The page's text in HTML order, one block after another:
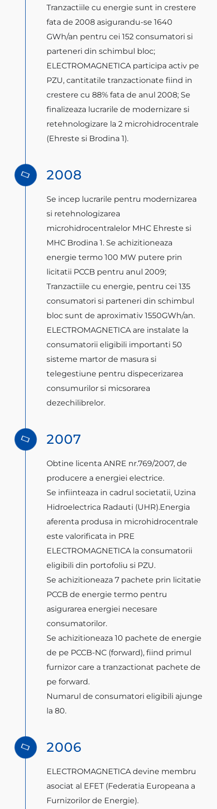
Tranzactiile cu energie sunt in crestere
fata de 2008 asigurandu-se 1640
GWh/an pentru cei 152 consumatori si
parteneri din schimbul bloc;
ELECTROMAGNETICA participa activ pe
PZU, cantitatile tranzactionate fiind in
crestere cu 88% fata de anul 2008; Se
finalizeaza lucrarile de modernizare si
retehnologizare la 2 microhidrocentrale
(Ehreste si Brodina 1).
2008
Se incep lucrarile pentru modernizarea
si retehnologizarea
microhidrocentralelor MHC Ehreste si
MHC Brodina 1. Se achizitioneaza
energie termo 100 MW putere prin
licitatii PCCB pentru anul 2009;
Tranzactiile cu energie, pentru cei 135
consumatori si parteneri din schimbul
bloc sunt de aproximativ 1550GWh/an.
ELECTROMAGNETICA are instalate la
consumatorii eligibili importanti 50
sisteme martor de masura si
telegestiune pentru dispecerizarea
consumurilor si micsorarea
dezechilibrelor.
2007
Obtine licenta ANRE nr.769/2007, de
producere a energiei electrice.
Se infiinteaza in cadrul societatii, Uzina
Hidroelectrica Radauti (UHR).Energia
aferenta produsa in microhidrocentrale
este valorificata in PRE
ELECTROMAGNETICA la consumatorii
eligibili din portofoliu si PZU.
Se achizitioneaza 7 pachete prin licitatie
PCCB de energie termo pentru
asigurarea energiei necesare
consumatorilor.
Se achizitioneaza 10 pachete de energie
de pe PCCB-NC (forward), fiind primul
furnizor care a tranzactionat pachete de
pe forward.
Numarul de consumatori eligibili ajunge
la 80.
2006
ELECTROMAGNETICA devine membru
asociat al EFET (Federatia Europeana a
Furnizorilor de Energie).